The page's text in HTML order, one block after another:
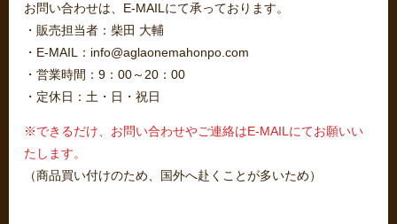
お問い合わせは、E-MAILにて承っております。
・販売担当者：柴田 大輔
・E-MAIL：info@aglaonemahonpo.com
・営業時間：9：00～20：00
・定休日：土・日・祝日
※できるだけ、お問い合わせやご連絡はE-MAILにてお願いい
たします。
（商品買い付けのため、国外へ赴くことが多いため）